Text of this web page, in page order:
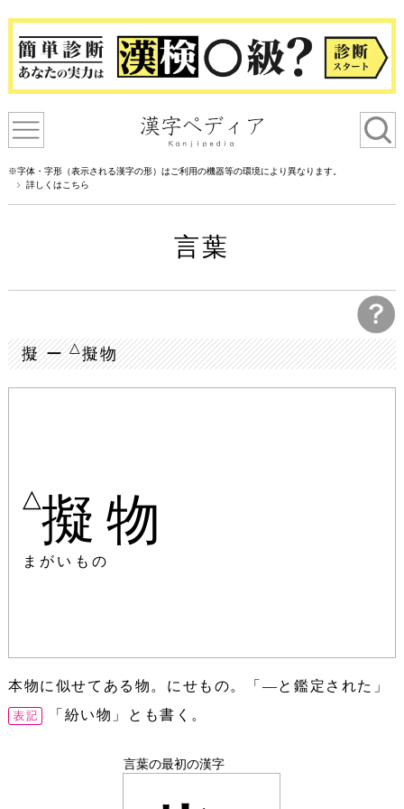
※字体・字形（表示される漢字の形）はご利用の機器等の環境により異なります。
詳しくはこちら
言葉
擬 ー△擬物
△擬物
まがいもの
本物に似せてある物。にせもの。「―と鑑定された」
「紛い物」とも書く。
言葉の最初の漢字